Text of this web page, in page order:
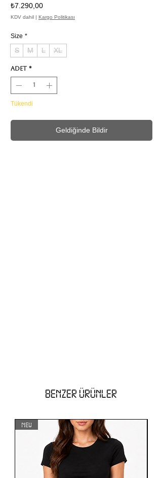
₺7.290,00Fiyat
KDV dahil | Kargo Politikası
Size *
S M L XL
Adet *
Tükendi
Geldiğinde Bildir
BENZER ÜRÜNLER
NEW